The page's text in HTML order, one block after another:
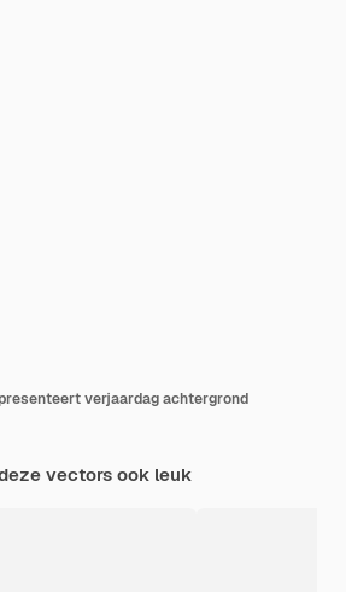
verjaardag achtergrond
vectors ook leuk